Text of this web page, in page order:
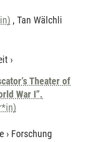
, Tan Wälchli
›
Theater of
War I”.
› Forschung